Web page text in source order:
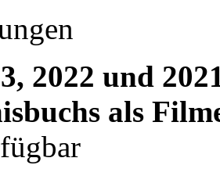
2022 und
als